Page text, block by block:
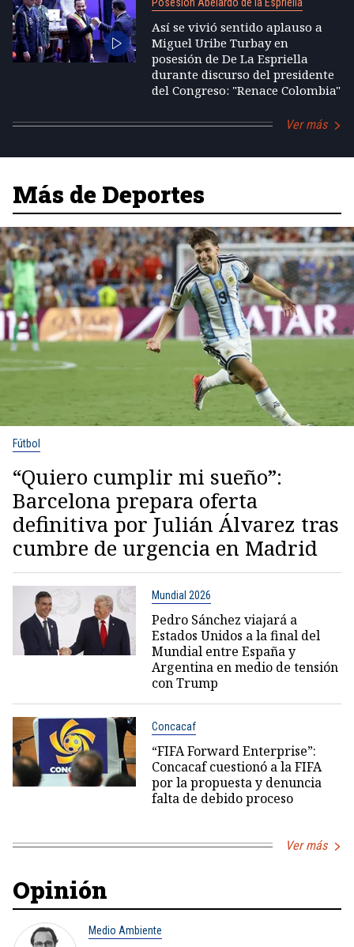
Así se vivió sentido aplauso a
Miguel Uribe Turbay en
posesión de De La Espriella
durante discurso del presidente
del Congreso: "Renace Colombia"
Ver más
Más de Deportes
Fútbol
“Quiero cumplir mi sueño”:
Barcelona prepara oferta
definitiva por Julián Álvarez tras
cumbre de urgencia en Madrid
Mundial 2026
Pedro Sánchez viajará a
Estados Unidos a la final del
Mundial entre España y
Argentina en medio de tensión
con Trump
Concacaf
“FIFA Forward Enterprise”:
Concacaf cuestionó a la FIFA
por la propuesta y denuncia
falta de debido proceso
Ver más
Opinión
Medio Ambiente